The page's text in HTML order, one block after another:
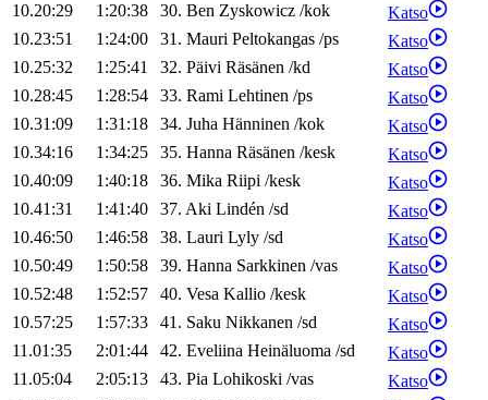
10.20:29
1:20:38 30. Ben Zyskowicz /kok
Katso
10.23:51
1:24:00 31. Mauri Peltokangas /ps
Katso
10.25:32
1:25:41 32. Päivi Räsänen /kd
Katso
10.28:45
1:28:54 33. Rami Lehtinen /ps
Katso
10.31:09
1:31:18 34. Juha Hänninen /kok
Katso
10.34:16
1:34:25 35. Hanna Räsänen /kesk
Katso
10.40:09
1:40:18 36. Mika Riipi /kesk
Katso
10.41:31
1:41:40 37. Aki Lindén /sd
Katso
10.46:50
1:46:58 38. Lauri Lyly /sd
Katso
10.50:49
1:50:58 39. Hanna Sarkkinen /vas
Katso
10.52:48
1:52:57 40. Vesa Kallio /kesk
Katso
10.57:25
1:57:33 41. Saku Nikkanen /sd
Katso
11.01:35
2:01:44 42. Eveliina Heinäluoma /sd
Katso
11.05:04
2:05:13 43. Pia Lohikoski /vas
Katso